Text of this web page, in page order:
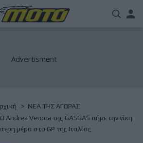
NΕΑ ΤΗΣ ΑΓΟΡΑΣ
Andrea Verona της GASGAS πήρε την νίκη
μέρα στο GP της Ιταλίας